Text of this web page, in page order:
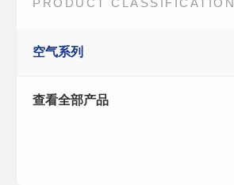
PRODUCT CLASSIFICATION
空气系列
查看全部产品